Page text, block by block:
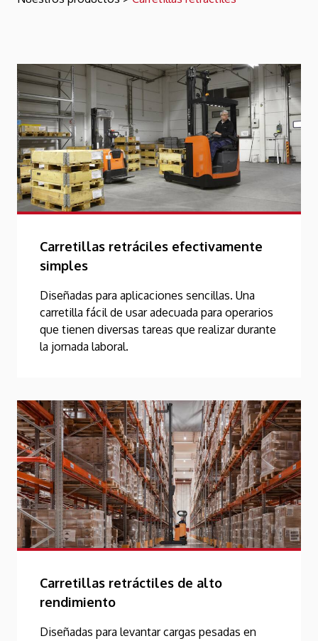
Carretillas retráciles efectivamente
simples
Diseñadas para aplicaciones sencillas. Una
carretilla fácil de usar adecuada para operarios
que tienen diversas tareas que realizar durante
la jornada laboral.
Carretillas retráctiles de alto
rendimiento
Diseñadas para levantar cargas pesadas en